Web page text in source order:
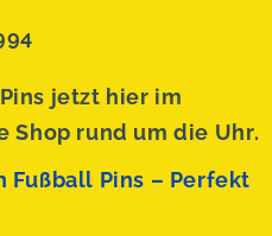
jetzt hier im
Shop rund um die Uhr.
Fußball Pins – Perfekt